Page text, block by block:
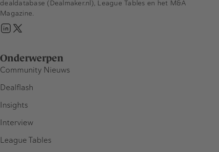
Onderwerpen
Community Nieuws
Dealflash
Insights
Interview
League Tables
dealdatabase (Dealmaker.nl), League Tables en het M&A
Magazine.